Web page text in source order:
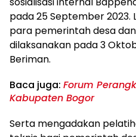
pada 25 September 2023.
para pemerintah desa
dilaksanakan pada 3
Beriman.
Baca juga: Forum
Kabupaten Bogor
Serta mengadakan